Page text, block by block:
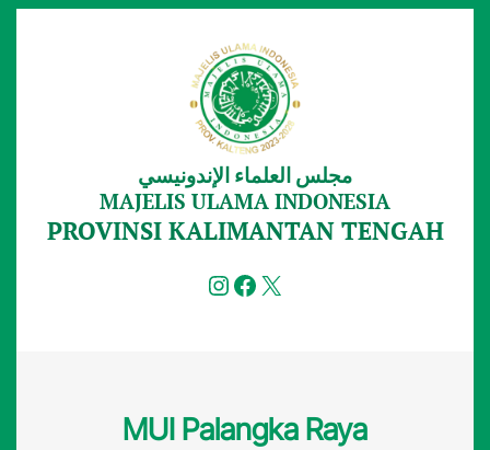
مجلس العلماء الإندونيسي
MAJELIS ULAMA INDONESIA
PROVINSI KALIMANTAN TENGAH
Instagram Facebook X
MUI Palangka Raya